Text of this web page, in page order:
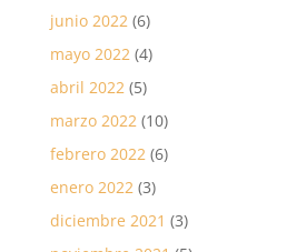
junio 2022(6)
mayo 2022(4)
abril 2022(5)
marzo 2022(10)
febrero 2022(6)
enero 2022(3)
diciembre 2021 (3)